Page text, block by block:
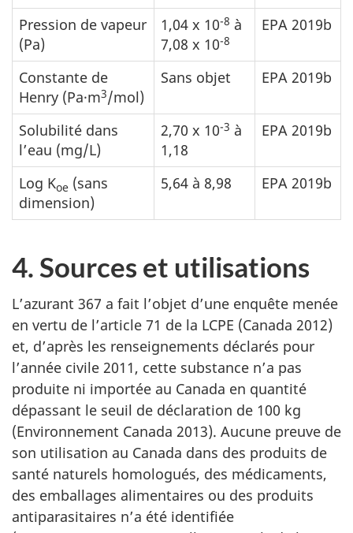
Pression de vapeur
(Pa)
1,04 x 10-8 à
7,08 x 10-8
EPA 2019b
Constante de
Henry (Pa·m3/mol)
Sans objet EPA 2019b
Solubilité dans
l’eau (mg/L)
2,70 x 10-3 à
1,18
EPA 2019b
Log Koe (sans
dimension)
5,64 à 8,98 EPA 2019b
4. Sources et utilisations
L’azurant 367 a fait l’objet d’une enquête menée
en vertu de l’article 71 de la LCPE (Canada 2012)
et, d’après les renseignements déclarés pour
l’année civile 2011, cette substance n’a pas
produite ni importée au Canada en quantité
dépassant le seuil de déclaration de 100 kg
(Environnement Canada 2013). Aucune preuve de
son utilisation au Canada dans des produits de
santé naturels homologués, des médicaments,
des emballages alimentaires ou des produits
antiparasitaires n’a été identifiée